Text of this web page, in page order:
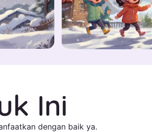
Ini
dengan baik ya.